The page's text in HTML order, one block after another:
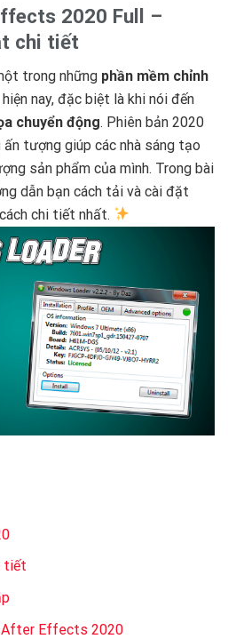
2020 Full –
chi tiết
trong những phần mềm chỉnh
nay, đặc biệt là khi nói đến
chuyển động. Phiên bản 2020
ấn tượng giúp các nhà sáng tạo
sản phẩm của mình. Trong bài
dẫn bạn cách tải và cài đặt
chi tiết nhất.
tiết
After Effects 2020